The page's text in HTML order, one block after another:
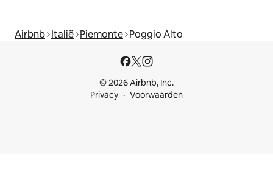
Airbnb Italië Piemonte Poggio Alto
© 2026 Airbnb, Inc.
Privacy
Voorwaarden